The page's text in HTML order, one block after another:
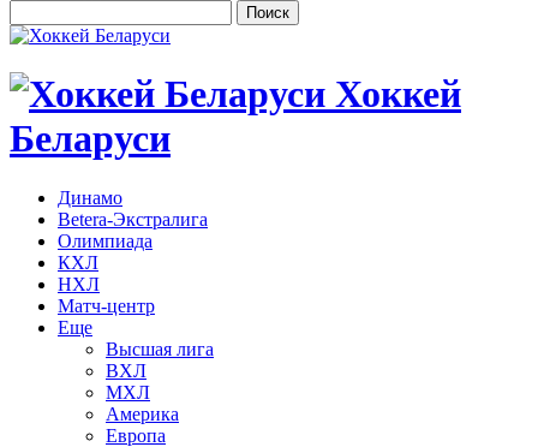
Хоккей
Беларуси
Динамо
Betera-Экстралига
Олимпиада
КХЛ
НХЛ
Матч-центр
Еще
Высшая лига
ВХЛ
МХЛ
Америка
Европа